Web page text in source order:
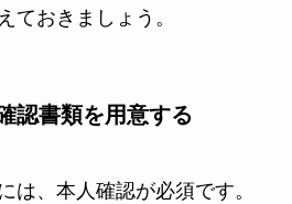
ておきましょう。
書類を用意する
は、本人確認が必須です。